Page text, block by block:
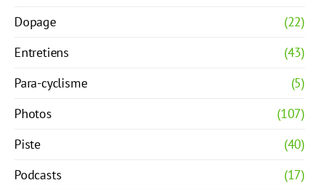
Dopage
(22)
Entretiens
(43)
Para-cyclisme
(5)
Photos
(107)
Piste
(40)
Podcasts
(17)